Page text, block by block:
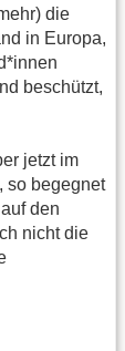
die
in Europa,
beschützt,
jetzt im
so begegnet
den
nicht die